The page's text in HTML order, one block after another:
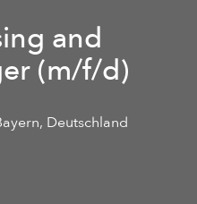
and
(m/f/d)
, Deutschland